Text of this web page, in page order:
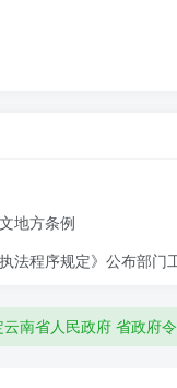
法活动纳入全省行
辖权限依照法律、
在10个工作日内
地方条例
法程序规定》公布部门
法程序,推进严格规范
南省人民政府 省政府